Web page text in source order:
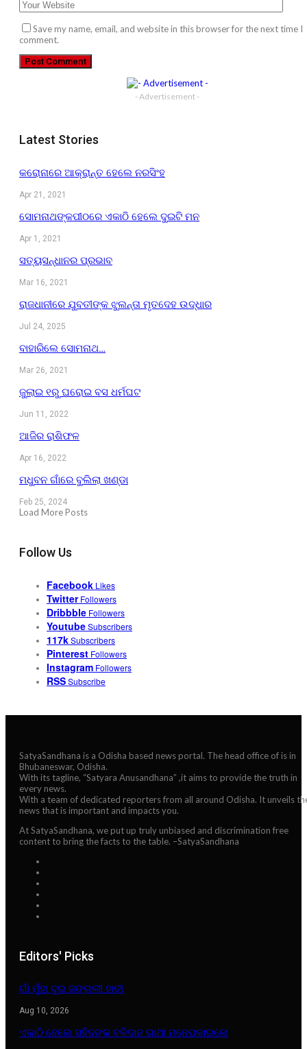
Save my name, email, and website in this browser for the next time I
comment.
- Advertisement -
Latest Stories
କରୋନାରେ ଆକ୍ରାନ୍ତ ହେଲେ ନରସିଂହ
Apr 21, 2021
ସୋମନାଥଙ୍କପୀଠରେ ଏକାଠି ହେଲେ ଦୁଇଟି ମନ
Apr 1, 2021
ସତ୍ୟସନ୍ଧାନର ପ୍ରଭାବ
Mar 16, 2021
ରାଜଧାନୀରେ ଯୁବତୀଙ୍କ ଝୁଲନ୍ତା ମୃତଦେହ ଉଦ୍ଧାର
Jul 24, 2025
ବାହାରିଲେ ସୋମନାଥ…
Mar 26, 2021
ଜୁଲାଇ ୧ରୁ ଘରୋଇ ବସ ଧର୍ମଘଟ
Jun 11, 2022
ଆଜିର ରାଶିଫଳ
Apr 16, 2022
ମଧୁବନ ଗାଁରେ ବୁଲିଲା ଖଣ୍ଡା
Feb 25, 2024
Load More Posts
Follow Us
Facebook Likes
Twitter Followers
Dribbble Followers
YoutubeSubscribers
117kSubscribers
Pinterest Followers
Instagram Followers
RSSSubscribe
SatyaSandhana is a Odisha based news portal. The head office of is in
Bhubaneswar, Odisha.
With its tagline, “Satyara Anusandhana” ,it aims to provide the truth in
every news.
With a team of dedicated reporters from all around Odisha. It unveils
news that is important and impacts you.
At SatyaSandhana, we put up truly unbiased and discrimination free
content to bring the facts to the table. –SatyaSandhana
Editors' Picks
ଗାଁ ମୁଁହା ଦୁଇ ଜଙ୍ଗଲୀ ହାତୀ
Aug 10, 2026
ଏକାଠି ହେଲେ ସହିଦଙ୍କ ବଳିଦାନ ଗାଥା ମନେପକାଇଲେ